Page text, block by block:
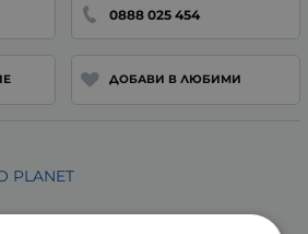
0888 025 454
ДОБАВИ В ЛЮБИМИ
PLANET